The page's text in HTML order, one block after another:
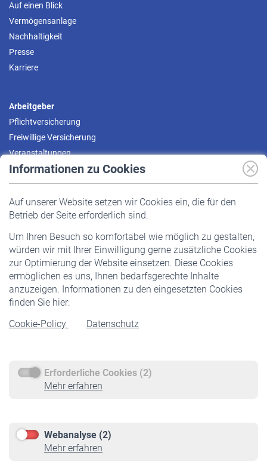
Informationen zu Cookies
Auf unserer Website setzen wir Cookies ein, die für den
Betrieb der Seite erforderlich sind.
Um Ihren Besuch so komfortabel wie möglich zu gestalten,
würden wir mit Ihrer Einwilligung gerne zusätzliche Cookies
zur Optimierung der Website einsetzen. Diese Cookies
ermöglichen es uns, Ihnen bedarfsgerechte Inhalte
anzuzeigen. Informationen zu den eingesetzten Cookies
finden Sie hier:
Cookie-Policy
Datenschutz
Erforderliche Cookies (2)
Mehr erfahren
Webanalyse (2)
Mehr erfahren
Auf einen Blick
Vermögensanlage
Nachhaltigkeit
Presse
Karriere
Arbeitgeber
Pflichtversicherung
Freiwillige Versicherung
Veranstaltungen
Pflichtversicherung
Staatliche Förderung
Veranstaltungen
Rentner
Rentenbeginn
Rente beantragen
Service
Informationen
Online-Rechner
VBLnewsletter